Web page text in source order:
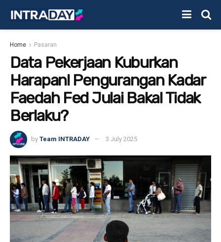
Home Pasaran
Data Pekerjaan Kuburkan
Harapan! Pengurangan Kadar
Faedah Fed Julai Bakal Tidak
Berlaku?
by Team INTRADAY 3 July 2025